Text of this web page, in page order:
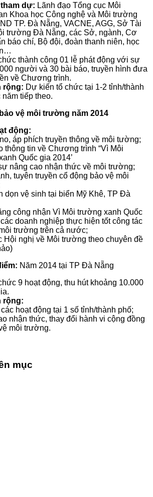
dự: Lãnh đạo Tổng cục Môi
Khoa học Công nghệ và Môi trường
TP. Đà Nẵng, VACNE, AGG, Sở Tài
trường Đà Nẵng, các Sở, ngành, Cơ
báo chí, Bộ đội, đoàn thanh niên, học
thành công 01 lễ phát động với sự
người và 30 bài báo, truyền hình đưa
về Chương trình.
rộng: Dự kiến tổ chức tại 1-2 tỉnh/thành
năm tiếp theo.
vệ môi trường năm 2014
động:
áp phích truyền thông về môi tường;
thông tin về Chương trình “Vì Môi
Quốc gia 2014’
nâng cao nhận thức về môi trường;
tuyên truyền cổ động bảo vệ môi
dọn vệ sinh tại biển Mỹ Khê, TP Đà
công nhận Vì Môi trường xanh Quốc
doanh nghiệp thực hiện tốt công tác
trường trên cả nước;
Hội nghị về Môi trường theo chuyên đề
Năm 2014 tại TP Đà Nẵng
9 hoạt động, thu hút khoảng 10.000
rộng:
các hoạt động tại 1 số tỉnh/thành phố;
nhận thức, thay đổi hành vi cộng đồng
môi trường.
mục